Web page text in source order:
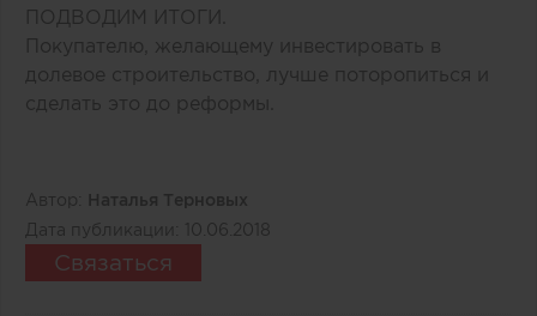
ПОДВОДИМ ИТОГИ.
Покупателю, желающему инвестировать в
долевое строительство, лучше поторопиться и
сделать это до реформы.
Автор:
Наталья Терновых
Дата публикации:
10.06.2018
Связаться